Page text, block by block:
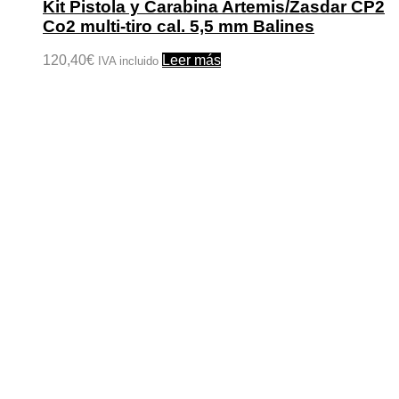
Kit Pistola y Carabina Artemis/Zasdar CP2
Co2 multi-tiro cal. 5,5 mm Balines
120,40€ IVA incluido Leer más